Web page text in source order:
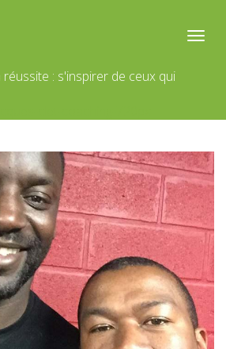
Post
: s'inspirer de ceux qui